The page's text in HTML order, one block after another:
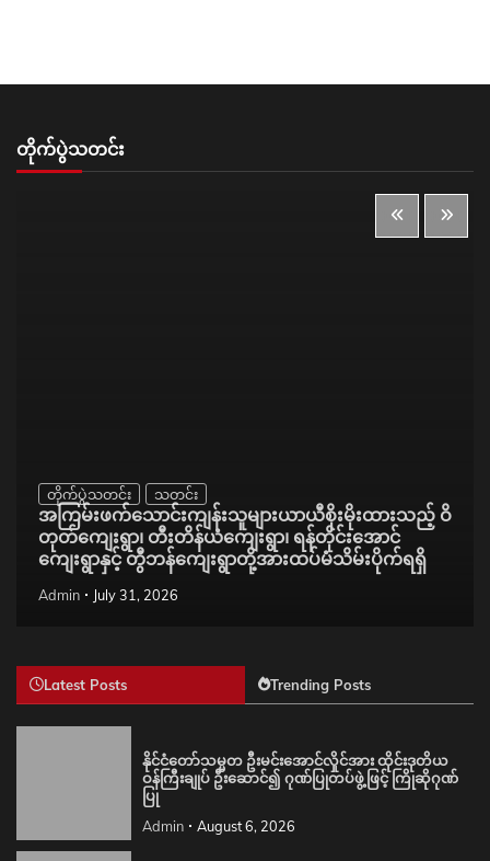
တိုက်ပွဲသတင်း
တိုက်ပွဲသတင်း သတင်း
အကြမ်းဖက်သောင်းကျန်းသူများယာယီစိုးမိုးထားသည့် ဝိ
တုတ်ကျေးရွာ၊ တီးတိန်ယံကျေးရွာ၊ ရန်တိုင်းအောင်
ကျေးရွာနှင့် တွီဘန်ကျေးရွာတို့အားထပ်မံသိမ်းပိုက်ရရှိ
Admin July 31, 2026
Latest Posts Trending Posts
နိုင်ငံတော်သမ္မတ ဦးမင်းအောင်လှိုင်အား ထိုင်းဒုတိယ
ဝန်ကြီးချုပ် ဦးဆောင်၍ ဂုဏ်ပြုတပ်ဖွဲ့ဖြင့် ကြိုဆိုဂုဏ်
ပြု
Admin August 6, 2026